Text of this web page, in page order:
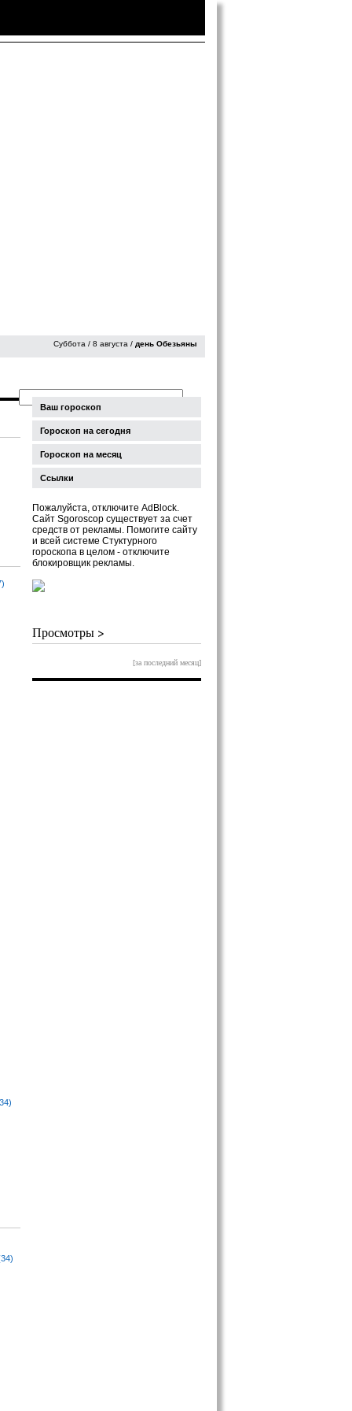
Суббота / 8 августа / день Обезьяны
Ваш гороскоп
Гороскоп на сегодня
Гороскоп на месяц
Ссылки
Пожалуйста, отключите AdBlock.
Сайт Sgoroscop существует за счет
средств от рекламы. Помогите сайту
и всей системе Стуктурного
гороскопа в целом - отключите
блокировщик рекламы.
Просмотры >
[за последний месяц]